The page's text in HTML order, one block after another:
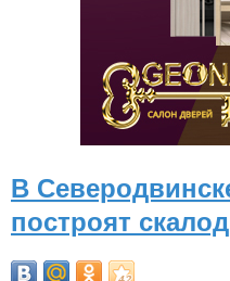
В
построят